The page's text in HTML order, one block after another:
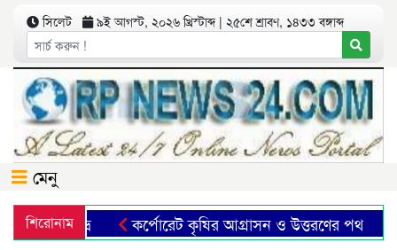
সিলেট ৯ই আগস্ট, ২০২৬ খ্রিস্টাব্দ | ২৫শে শ্রাবণ, ১৪৩৩ বঙ্গাব্দ
মেনু
শিরোনাম কর্পোরেট কৃষির আগ্রাসন ও উত্তরণের পথ